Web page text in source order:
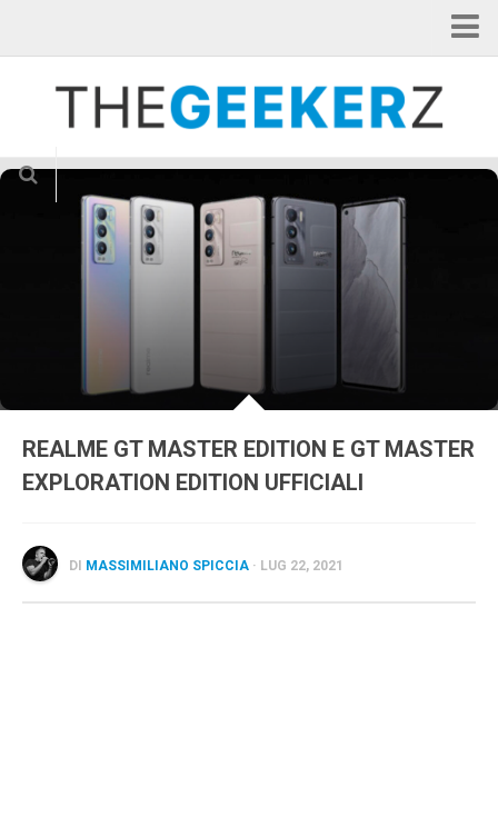
Applicazioni
Curiosità
Gadget
Hardware
Tablet
TV & Cinema
Videogame
Chi siamo
Contattaci
REALME GT MASTER EDITION E GT MASTER
EXPLORATION EDITION UFFICIALI
DI MASSIMILIANO SPICCIA · LUG 22, 2021